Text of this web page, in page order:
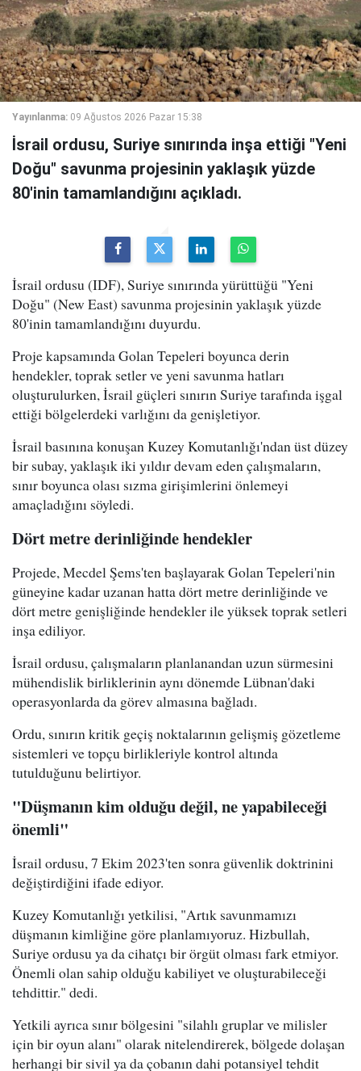
Yayınlanma: 09 Ağustos 2026 Pazar 15:38
İsrail ordusu, Suriye sınırında inşa ettiği "Yeni
Doğu" savunma projesinin yaklaşık yüzde
80'inin tamamlandığını açıkladı.
İsrail ordusu (IDF), Suriye sınırında yürüttüğü "Yeni
Doğu" (New East) savunma projesinin yaklaşık yüzde
80'inin tamamlandığını duyurdu.
Proje kapsamında Golan Tepeleri boyunca derin
hendekler, toprak setler ve yeni savunma hatları
oluşturulurken, İsrail güçleri sınırın Suriye tarafında işgal
ettiği bölgelerdeki varlığını da genişletiyor.
İsrail basınına konuşan Kuzey Komutanlığı'ndan üst düzey
bir subay, yaklaşık iki yıldır devam eden çalışmaların,
sınır boyunca olası sızma girişimlerini önlemeyi
amaçladığını söyledi.
Dört metre derinliğinde hendekler
Projede, Mecdel Şems'ten başlayarak Golan Tepeleri'nin
güneyine kadar uzanan hatta dört metre derinliğinde ve
dört metre genişliğinde hendekler ile yüksek toprak setleri
inşa ediliyor.
İsrail ordusu, çalışmaların planlanandan uzun sürmesini
mühendislik birliklerinin aynı dönemde Lübnan'daki
operasyonlarda da görev almasına bağladı.
Ordu, sınırın kritik geçiş noktalarının gelişmiş gözetleme
sistemleri ve topçu birlikleriyle kontrol altında
tutulduğunu belirtiyor.
"Düşmanın kim olduğu değil, ne yapabileceği
önemli"
İsrail ordusu, 7 Ekim 2023'ten sonra güvenlik doktrinini
değiştirdiğini ifade ediyor.
Kuzey Komutanlığı yetkilisi, "Artık savunmamızı
düşmanın kimliğine göre planlamıyoruz. Hizbullah,
Suriye ordusu ya da cihatçı bir örgüt olması fark etmiyor.
Önemli olan sahip olduğu kabiliyet ve oluşturabileceği
tehdittir." dedi.
Yetkili ayrıca sınır bölgesini "silahlı gruplar ve milisler
için bir oyun alanı" olarak nitelendirerek, bölgede dolaşan
herhangi bir sivil ya da çobanın dahi potansiyel tehdit